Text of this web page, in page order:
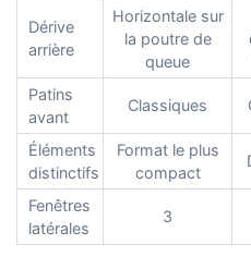
Dérive
arrière
Horizontale sur
la poutre de
queue
Patins
avant
Classiques
Éléments
distinctifs
Format le plus
compact
Fenêtres
latérales
3